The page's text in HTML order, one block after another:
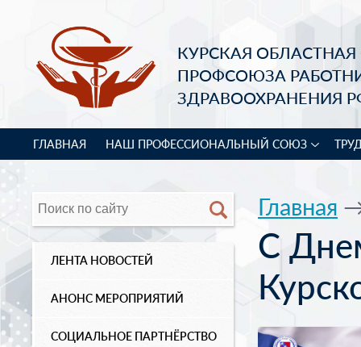
КУРСКАЯ
ПРОФСОЮЗА
ЗДРАВООХРАНЕНИЯ
ГЛАВНАЯ НАШ ПРОФЕССИОНАЛЬНЫЙ СОЮЗ
ЛЕНТА НОВОСТЕЙ
АНОНС МЕРОПРИЯТИЙ
СОЦИАЛЬНОЕ ПАРТНЁРСТВО
Главная
С